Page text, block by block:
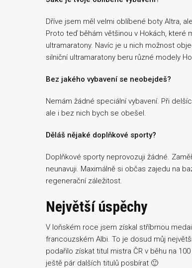
Dříve jsem měl velmi oblíbené boty Altra,
Proto teď běhám většinou v Hokách, které
ultramaratony. Navíc je u nich možnost
silniční ultramaratony beru různé modely
Bez jakého vybavení se neobejdeš?
Nemám žádné speciální vybavení. Při
ale i bez nich bych se obešel.
Děláš nějaké doplňkové sporty?
Doplňkové sporty neprovozuji žádné.
neunavuji. Maximálně si občas zajedu na
regenerační záležitost.
Největší úspěchy
V loňském roce jsem získal stříbrnou
francouzském Albi. To je dosud můj
podařilo získat titul mistra ČR v běhu na
ještě pár dalších titulů posbírat 🙂